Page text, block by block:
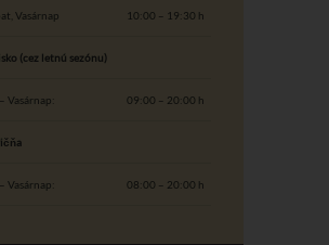
Vasárnap
10:00 – 19:30 h
(cez letnú sezónu)
Vasárnap: 09:00 – 20:00 h
Vasárnap: 08:00 – 20:00 h